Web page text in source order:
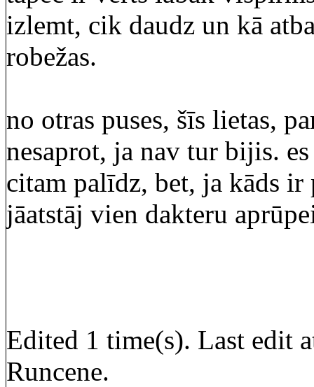
izlemt, cik daudz un kā
robežas.
no otras puses, šīs lietas,
nesaprot, ja nav tur bijis.
citam palīdz, bet, ja kāds ir
jāatstāj vien dakteru
Edited 1 time(s). Last edit
Runcene.